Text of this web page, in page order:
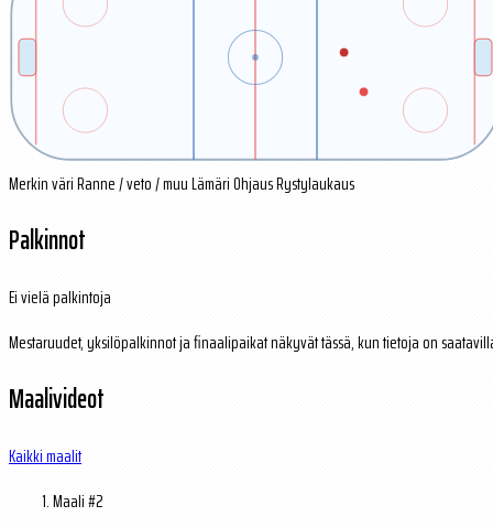
Merkin väriRanne / veto / muuLämäriOhjausRystylaukaus
Palkinnot
Ei vielä palkintoja
Mestaruudet, yksilöpalkinnot ja finaalipaikat näkyvät tässä, kun tietoja on
Maalivideot
Kaikki maalit
Maali #2